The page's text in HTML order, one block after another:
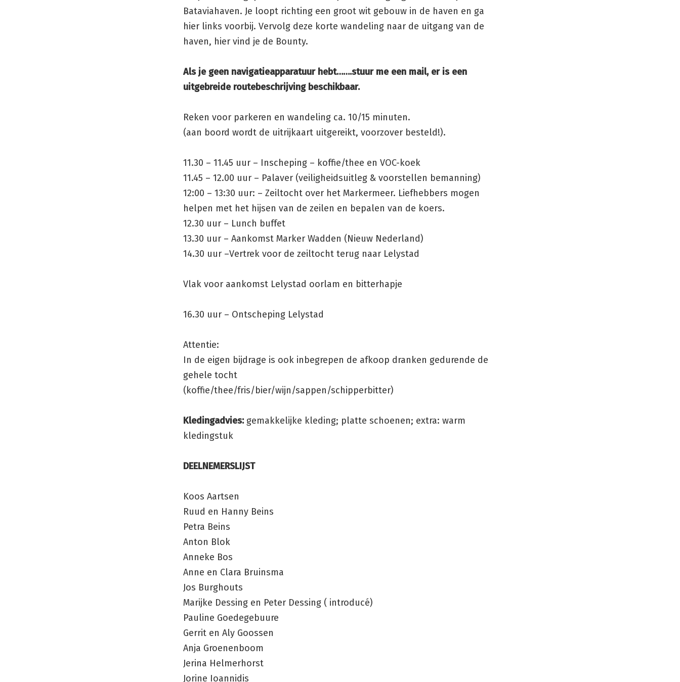
Bataviahaven. Je loopt richting een groot wit gebouw in de haven en ga
hier links voorbij. Vervolg deze korte wandeling naar de uitgang van de
haven, hier vind je de Bounty.
Als je geen navigatieapparatuur hebt…….stuur me een mail, er is een
uitgebreide routebeschrijving beschikbaar.
Reken voor parkeren en wandeling ca. 10/15 minuten.
(aan boord wordt de uitrijkaart uitgereikt, voorzover besteld!).
11.30 – 11.45 uur – Inscheping – koffie/thee en VOC-koek
11.45 – 12.00 uur – Palaver (veiligheidsuitleg & voorstellen bemanning)
12:00 – 13:30 uur: – Zeiltocht over het Markermeer. Liefhebbers mogen
helpen met het hijsen van de zeilen en bepalen van de koers.
12.30 uur – Lunch buffet
13.30 uur – Aankomst Marker Wadden (Nieuw Nederland)
14.30 uur –Vertrek voor de zeiltocht terug naar Lelystad
Vlak voor aankomst Lelystad oorlam en bitterhapje
16.30 uur – Ontscheping Lelystad
Attentie:
In de eigen bijdrage is ook inbegrepen de afkoop dranken gedurende de
gehele tocht
(koffie/thee/fris/bier/wijn/sappen/schipperbitter)
Kledingadvies:gemakkelijke kleding; platte schoenen; extra: warm
kledingstuk
DEELNEMERSLIJST
Koos Aartsen
Ruud en Hanny Beins
Petra Beins
Anton Blok
Anneke Bos
Anne en Clara Bruinsma
Jos Burghouts
Marijke Dessing en Peter Dessing ( introducé)
Pauline Goedegebuure
Gerrit en Aly Goossen
Anja Groenenboom
Jerina Helmerhorst
Jorine Ioannidis